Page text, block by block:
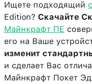
Ищете подходящий
Edition? Скачайте
Майнкрафт ПЕ
его на Ваше
изменит
и сделает Вас
Майнкрафт Покет